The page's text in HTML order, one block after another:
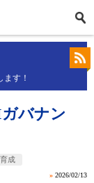
す！
バナン
成
» 2026/02/13